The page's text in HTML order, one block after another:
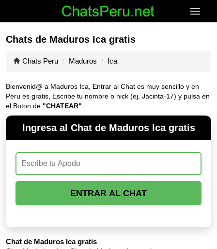
Chats de Maduros Ica gratis
Chats Peru Maduros Ica
Bienvenid@ a Maduros Ica, Entrar al Chat es muy sencillo y en
Peru es gratis, Escribe tu nombre o nick (ej. Jacinta-17) y pulsa en
el Boton de "CHATEAR"
Ingresa al Chat de Maduros Ica gratis
ENTRAR AL CHAT
Chat de Maduros Ica gratis